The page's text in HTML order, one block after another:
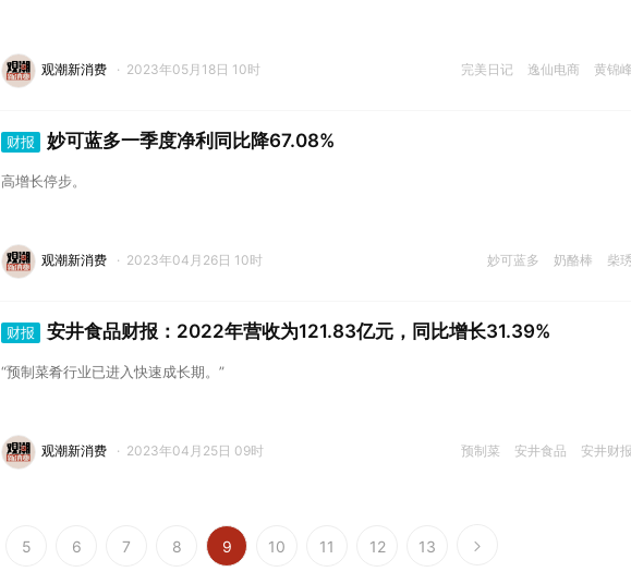
完美日记 逸仙电商 黄锦峰
观潮新消费 · 2023年05月18日 10时
财报 妙可蓝多一季度净利同比降67.08%
高增长停步。
妙可蓝多 奶酪棒 柴琇
观潮新消费 · 2023年04月26日 10时
财报 安井食品财报：2022年营收为121.83亿元，同比增长31.39%
“预制菜肴行业已进入快速成长期。”
预制菜 安井食品 安井财报
观潮新消费 · 2023年04月25日 09时
5 6 7 8 9 10 11 12 13